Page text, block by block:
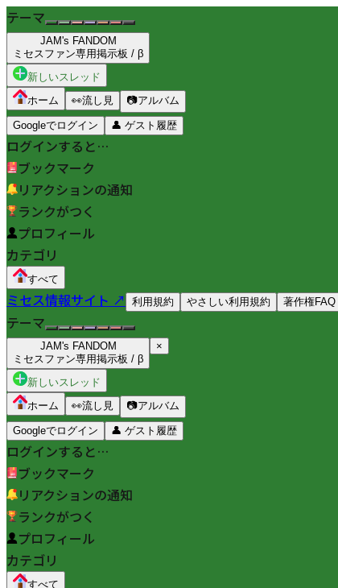
テーマ
JAM's FANDOM
ミセスファン専用掲示板 / β
新しいスレッド
ホーム
👀流し見 📷アルバム
Googleでログイン 👤 ゲスト履歴
ログインすると…
ブックマーク
リアクションの通知
ランクがつく
プロフィール
カテゴリ
すべて
ミセス情報サイト ↗ 利用規約 やさしい利用規約 著作権FAQ
テーマ
JAM's FANDOM
ミセスファン専用掲示板 / β
×
新しいスレッド
ホーム
👀流し見 📷アルバム
Googleでログイン 👤 ゲスト履歴
ログインすると…
ブックマーク
リアクションの通知
ランクがつく
プロフィール
カテゴリ
すべて